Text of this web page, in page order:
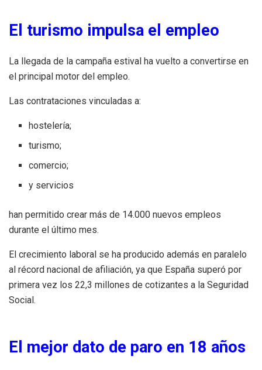
El turismo impulsa el empleo
La llegada de la campaña estival ha vuelto a convertirse en
el principal motor del empleo.
Las contrataciones vinculadas a:
hostelería;
turismo;
comercio;
y servicios
han permitido crear más de 14.000 nuevos empleos
durante el último mes.
El crecimiento laboral se ha producido además en paralelo
al récord nacional de afiliación, ya que España superó por
primera vez los 22,3 millones de cotizantes a la Seguridad
Social.
El mejor dato de paro en 18 años